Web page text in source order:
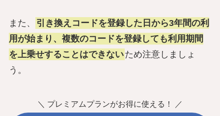
また、
引き換えコードを登録した日から3年間の利
用が始まり、複数のコードを登録しても利用期間
を上乗せすることはできないため注意しましょ
う。
＼ プレミアムプランがお得に使える！ ／